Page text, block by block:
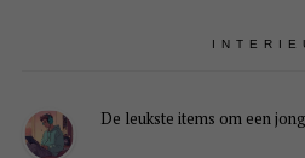
De leukste items om een